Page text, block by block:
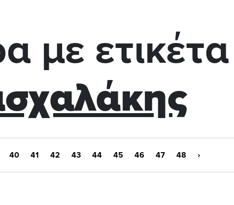
με ετικέτα
40 41 42 43 44 45 46 47 48 ›